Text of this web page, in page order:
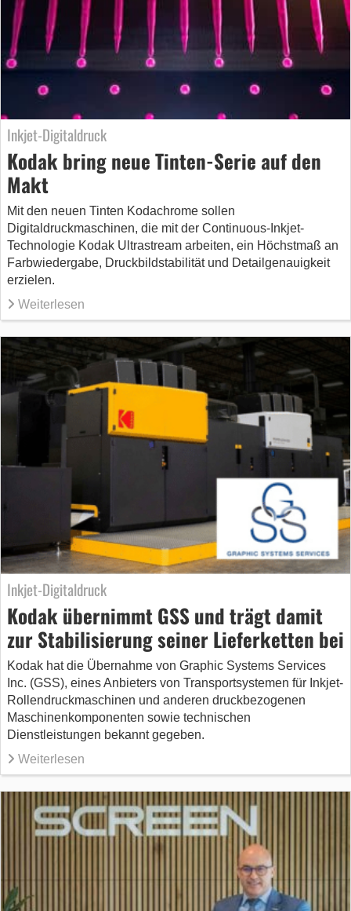
Inkjet-Digitaldruck
Kodak bring neue Tinten-Serie auf den
Makt
Mit den neuen Tinten Kodachrome sollen
Digitaldruckmaschinen, die mit der Continuous-Inkjet-
Technologie Kodak Ultrastream arbeiten, ein Höchstmaß an
Farbwiedergabe, Druckbildstabilität und Detailgenauigkeit
erzielen.
Weiterlesen
Inkjet-Digitaldruck
Kodak übernimmt GSS und trägt damit
zur Stabilisierung seiner Lieferketten bei
Kodak hat die Übernahme von Graphic Systems Services
Inc. (GSS), eines Anbieters von Transportsystemen für Inkjet-
Rollendruckmaschinen und anderen druckbezogenen
Maschinenkomponenten sowie technischen
Dienstleistungen bekannt gegeben.
Weiterlesen